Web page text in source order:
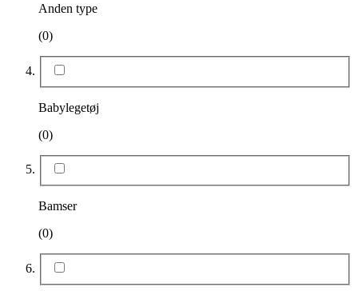
Anden type
(0)
Babylegetøj
(0)
Bamser
(0)